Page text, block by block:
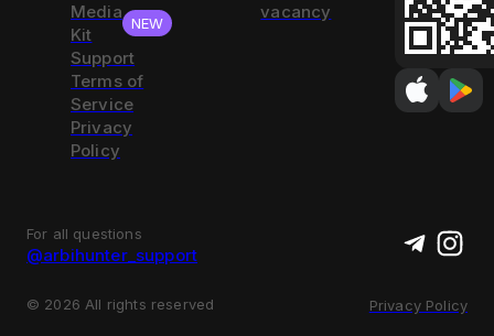
Media
Kit
NEW
Support
Terms of
Service
Privacy
Policy
vacancy
For all questions
@arbihunter_support
© 2026 All rights reserved Privacy Policy